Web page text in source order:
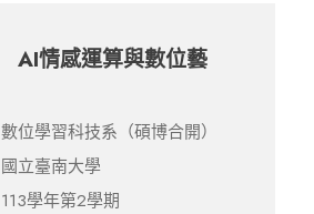
AI情感運算與數位藝
數位學習科技系（碩博合開）
國立臺南大學
113學年第2學期